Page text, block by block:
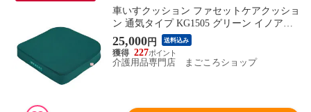
車いすクッション ファセットケアクッショ
ン 通気タイプ KG1505 グリーン イノアッ
クリビング 圧力分散 介護 介護用品
25,000円 送料込み
227
介護用品専門店 まごころショップ